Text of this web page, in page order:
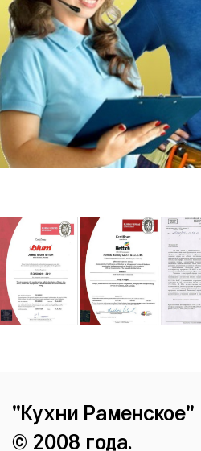
"Кухни Раменское"
© 2008 года.